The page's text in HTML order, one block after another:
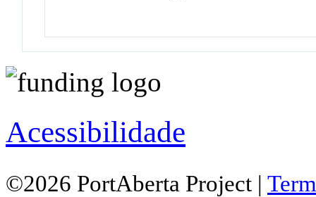
Acessibilidade
©2026 PortAberta Project |